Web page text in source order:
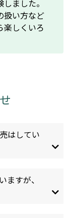
ました。
扱い方など
楽しくいろ
はしてい
ますが、